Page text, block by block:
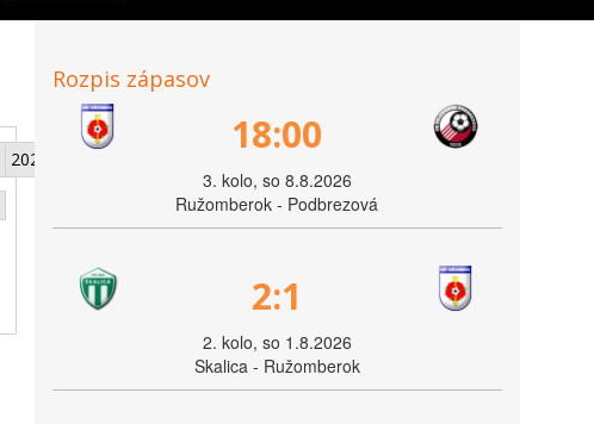
2026
Rozpis zápasov
18:00
3. kolo, so 8.8.2026
Ružomberok - Podbrezová
2:1
2. kolo, so 1.8.2026
Skalica - Ružomberok